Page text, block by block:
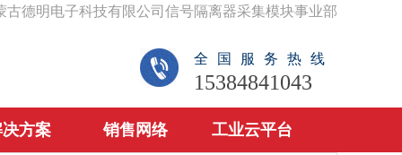
古德明电子科技有限公司信号隔离器采集模块事业部
全国服务热线
15384841043
方案 销售网络 工业云平台